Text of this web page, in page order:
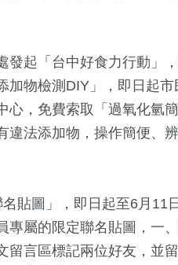
發起「台中好食力行動」
加物檢測DIY」，即日起市
心，免費索取「過氧化氫
違法添加物，操作簡便、
貼圖」，即日起至6月11
專屬的限定聯名貼圖，一
留言區標記兩位好友，並
藝苑天地
+
旅遊
影視
化專區
74
美食